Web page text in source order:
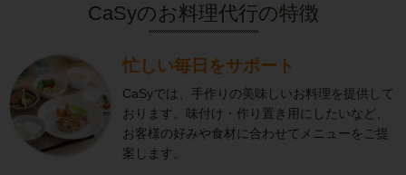
CaSyのお料理代行の特徴
忙しい毎日をサポート
CaSyでは、手作りの美味しいお料理を提供して
おります。味付け・作り置き用にしたいなど、
お客様の好みや食材に合わせてメニューをご提
案します。